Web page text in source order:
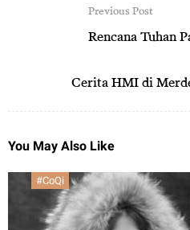
Previous Post
Rencana Tuhan
Cerita HMI di
You May Also Like
#CoQi